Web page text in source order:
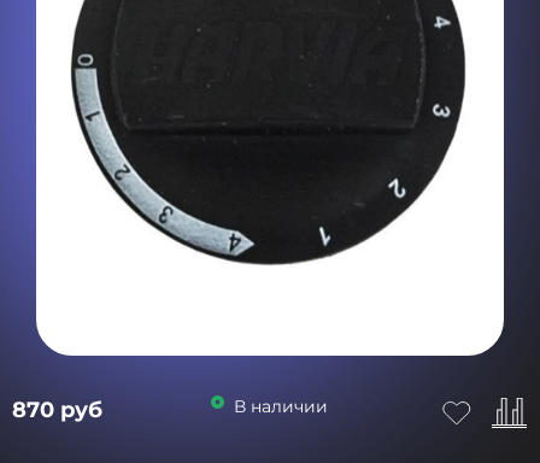
870 руб В наличии